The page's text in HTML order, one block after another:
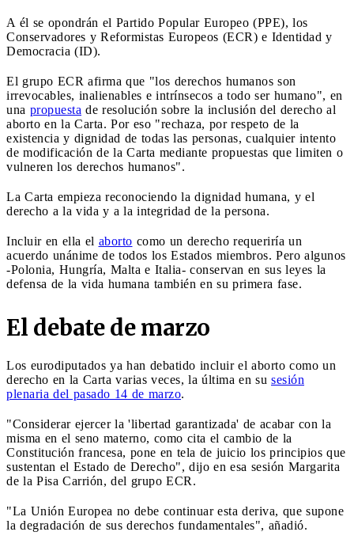
A él se opondrán el Partido Popular Europeo (PPE), los
Conservadores y Reformistas Europeos (ECR) e Identidad y
Democracia (ID).
El grupo ECR afirma que "los derechos humanos son
irrevocables, inalienables e intrínsecos a todo ser humano", en
una propuesta de resolución sobre la inclusión del derecho al
aborto en la Carta. Por eso "rechaza, por respeto de la
existencia y dignidad de todas las personas, cualquier intento
de modificación de la Carta mediante propuestas que limiten o
vulneren los derechos humanos".
La Carta empieza reconociendo la dignidad humana, y el
derecho a la vida y a la integridad de la persona.
Incluir en ella el aborto como un derecho requeriría un
acuerdo unánime de todos los Estados miembros. Pero algunos
-Polonia, Hungría, Malta e Italia- conservan en sus leyes la
defensa de la vida humana también en su primera fase.
El debate de marzo
Los eurodiputados ya han debatido incluir el aborto como un
derecho en la Carta varias veces, la última en su sesión
plenaria del pasado 14 de marzo.
"Considerar ejercer la 'libertad garantizada' de acabar con la
misma en el seno materno, como cita el cambio de la
Constitución francesa, pone en tela de juicio los principios que
sustentan el Estado de Derecho", dijo en esa sesión Margarita
de la Pisa Carrión, del grupo ECR.
"La Unión Europea no debe continuar esta deriva, que supone
la degradación de sus derechos fundamentales", añadió.